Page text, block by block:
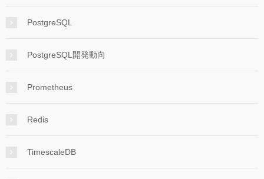
PostgreSQL
PostgreSQL開発動向
Prometheus
Redis
TimescaleDB